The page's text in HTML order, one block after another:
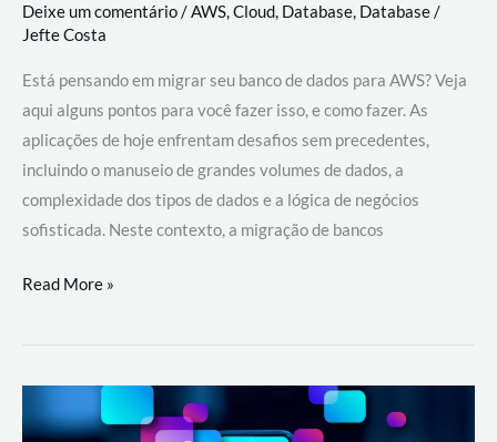
Deixe um comentário/AWS,Cloud, Database, Database/
Jefte Costa
Está pensando em migrar seu banco de dados para AWS? Veja
aqui alguns pontos para você fazer isso, e como fazer. As
aplicações de hoje enfrentam desafios sem precedentes,
incluindo o manuseio de grandes volumes de dados, a
complexidade dos tipos de dados e a lógica de negócios
sofisticada. Neste contexto, a migração de bancos
Por
migrar
de
Read More »